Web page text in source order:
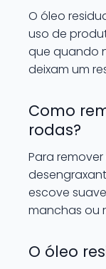
O óleo
uso de
que quando
deixam um
Como
rodas?
Para
escove
manchas ou
O óleo